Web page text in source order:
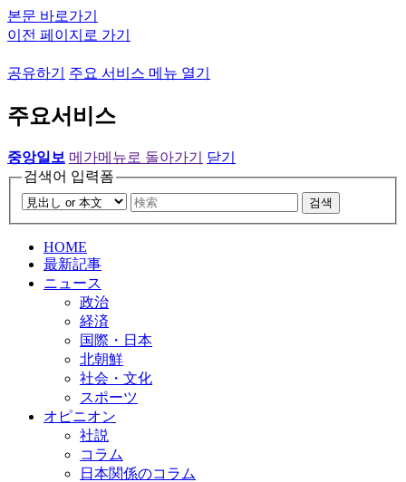
본문 바로가기
이전 페이지로 가기
공유하기 주요 서비스 메뉴 열기
주요서비스
중앙일보 메가메뉴로 돌아가기
닫기
검색어 입력폼
검색
HOME
最新記事
ニュース
政治
経済
国際・日本
北朝鮮
社会・文化
スポーツ
オピニオン
社説
コラム
日本関係のコラム